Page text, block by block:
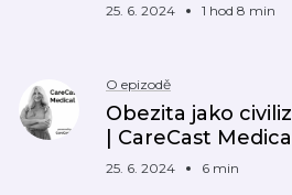
25. 6. 2024 1 hod 8 min
O epizodě
Obezita jako
| CareCast
25. 6. 2024 6 min